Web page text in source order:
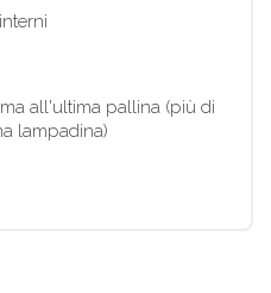
all'ultima pallina (più di
lampadina)